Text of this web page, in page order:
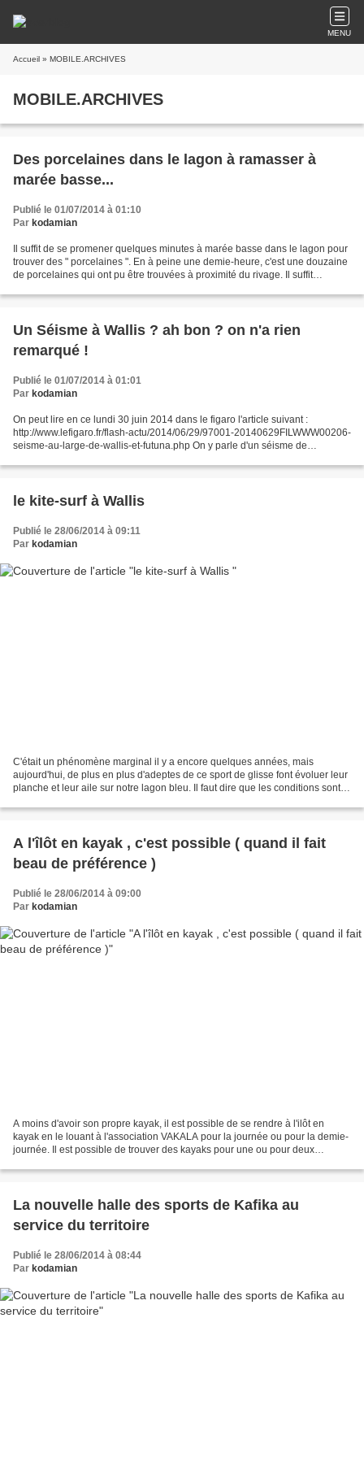
MENU
Accueil » MOBILE.ARCHIVES
MOBILE.ARCHIVES
Des porcelaines dans le lagon à ramasser à
marée basse...
Publié le 01/07/2014 à 01:10
Par kodamian
Il suffit de se promener quelques minutes à marée basse dans le lagon pour
trouver des " porcelaines ". En à peine une demie-heure, c'est une douzaine
de porcelaines qui ont pu être trouvées à proximité du rivage. Il suffit
Un Séisme à Wallis ? ah bon ? on n'a rien
remarqué !
Publié le 01/07/2014 à 01:01
Par kodamian
On peut lire en ce lundi 30 juin 2014 dans le figaro l'article suivant :
http://www.lefigaro.fr/flash-actu/2014/06/29/97001-20140629FILWWW00206-
seisme-au-large-de-wallis-et-futuna.php On y parle d'un séisme de
le kite-surf à Wallis
Publié le 28/06/2014 à 09:11
Par kodamian
C'était un phénomène marginal il y a encore quelques années, mais
aujourd'hui, de plus en plus d'adeptes de ce sport de glisse font évoluer leur
planche et leur aile sur notre lagon bleu. Il faut dire que les conditions sont
A l'îlôt en kayak , c'est possible ( quand il fait
beau de préférence )
Publié le 28/06/2014 à 09:00
Par kodamian
A moins d'avoir son propre kayak, il est possible de se rendre à l'ilôt en
kayak en le louant à l'association VAKALA pour la journée ou pour la demie-
journée. Il est possible de trouver des kayaks pour une ou pour deux
La nouvelle halle des sports de Kafika au
service du territoire
Publié le 28/06/2014 à 08:44
Par kodamian